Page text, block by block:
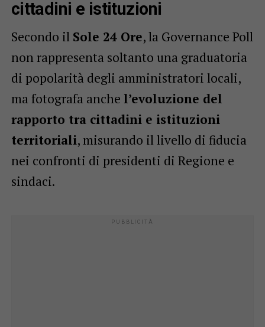
cittadini e istituzioni
Secondo il Sole 24 Ore, la Governance Poll
non rappresenta soltanto una graduatoria
di popolarità degli amministratori locali,
ma fotografa anche l’evoluzione del
rapporto tra cittadini e istituzioni
territoriali, misurando il livello di fiducia
nei confronti di presidenti di Regione e
sindaci.